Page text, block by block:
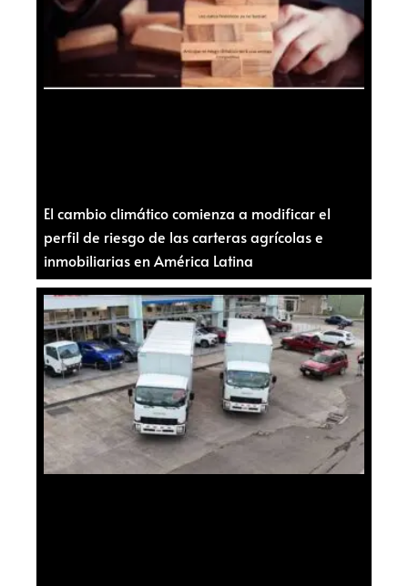
El cambio climático comienza a modificar el
perfil de riesgo de las carteras agrícolas e
inmobiliarias en América Latina